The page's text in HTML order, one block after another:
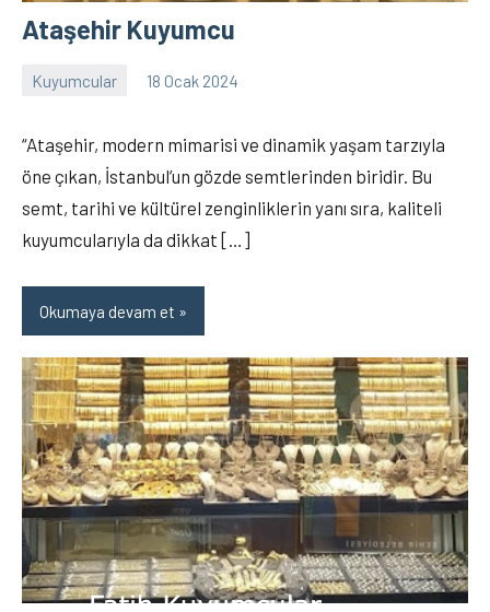
Ataşehir Kuyumcu
Kuyumcular 18 Ocak 2024
İslam
“Ataşehir, modern mimarisi ve dinamik yaşam tarzıyla
öne çıkan, İstanbul’un gözde semtlerinden biridir. Bu
semt, tarihi ve kültürel zenginliklerin yanı sıra, kaliteli
kuyumcularıyla da dikkat […]
Okumaya devam et